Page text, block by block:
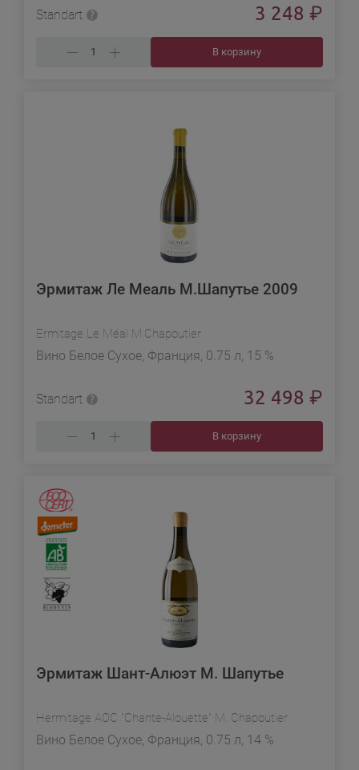
Standart 3 248 ₽
В корзину
Эрмитаж Ле Меаль М.Шапутье 2009
Ermitage Le Méal M.Chapoutier
Вино Белое Сухое, Франция, 0.75 л, 15 %
Standart 32 498 ₽
В корзину
Эрмитаж Шант-Алюэт М. Шапутье
Hermitage AOC "Chante-Alouette" M. Chapoutier
Вино Белое Сухое, Франция, 0.75 л, 14 %